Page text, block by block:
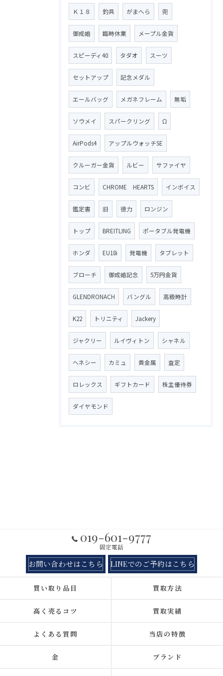
Ｋ１８ 釣具 がまへら 兜
御成婚 臨時休業 メープル金貨
スピーディ40 タダオ スーツ
セットアップ 記念メダル
エールバッグ メガネフレーム 無垢
ソウメイ スパークリング Ω
AirPods4 アップルウォッチSE
クルーガー金貨 ルビー サファイヤ
コンビ CHROME HEARTS インボイス
鑑定書 旧 徳力 ロンジン
トップ BREITLING ポータブル発電機
ホンダ EU18i 発電機 タブレット
ブローチ 御成婚記念 5万円金貨
GLENDRONACH バングル 高級時計
K22 トリニティ Jackery
ジャクリー ルイヴィトン シャネル
ヘネシー カミュ 貴金属 査定
ロレックス ギフトカード 株主優待券
ダイヤモンド
019-601-9777
固定電話
お問い合わせはこちら LINEでのご予約はこちら
買い取り品目 買取方法
高く売るコツ 買取実績
よくある質問 当店の特徴
金 ブランド